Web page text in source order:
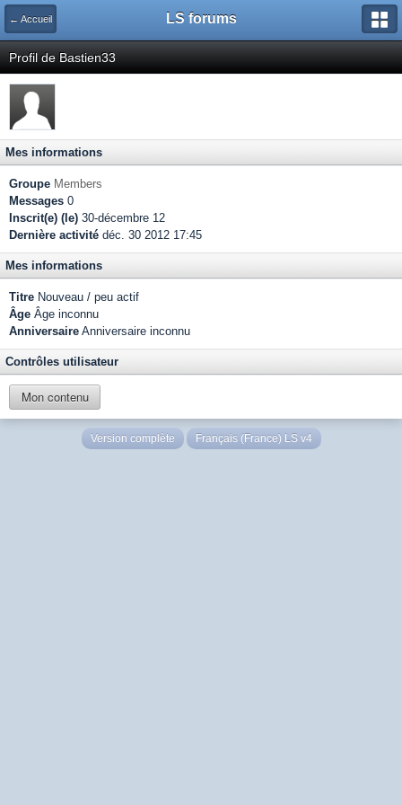
← Accueil LS forums
Profil de Bastien33
Mes informations
Groupe Members
Messages 0
Inscrit(e) (le) 30-décembre 12
Dernière activité déc. 30 2012 17:45
Mes informations
Titre Nouveau / peu actif
Âge Âge inconnu
Anniversaire Anniversaire inconnu
Contrôles utilisateur
Mon contenu
Version complète Français (France) LS v4